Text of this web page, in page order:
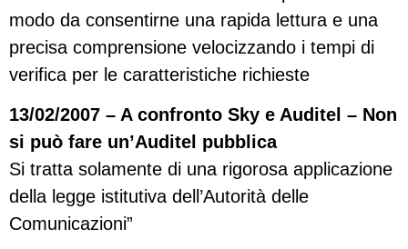
modo da consentirne una rapida lettura e una
precisa comprensione velocizzando i tempi di
verifica per le caratteristiche richieste
13/02/2007 – A confronto Sky e Auditel – Non
si può fare un’Auditel pubblica
Si tratta solamente di una rigorosa applicazione
della legge istitutiva dell’Autorità delle
Comunicazioni”